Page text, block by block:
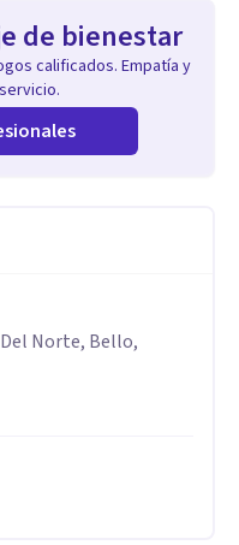
de bienestar
calificados. Empatía y
Del Norte, Bello,